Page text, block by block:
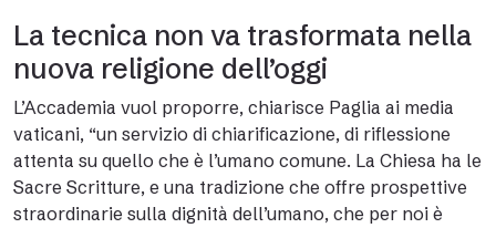
La tecnica non va trasformata nella
nuova religione dell’oggi
L’Accademia vuol proporre, chiarisce Paglia ai media
vaticani, “un servizio di chiarificazione, di riflessione
attenta su quello che è l’umano comune. La Chiesa ha le
Sacre Scritture, e una tradizione che offre prospettive
straordinarie sulla dignità dell’umano, che per noi è